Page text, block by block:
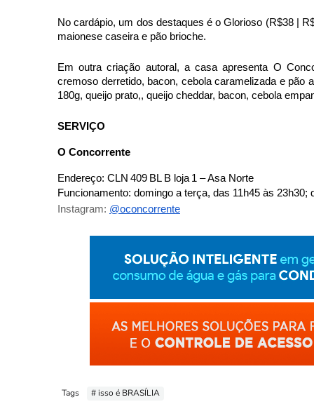
No cardápio, um dos destaques é o Glorioso (R$38 |
maionese caseira e pão brioche.
Em outra criação autoral, a casa apresenta O
cremoso derretido, bacon, cebola caramelizada e pão
180g, queijo prato,, queijo cheddar, bacon, cebola
SERVIÇO
O Concorrente
Endereço: CLN 409 BL B loja 1 – Asa Norte
Funcionamento: domingo a terça, das 11h45 às
Instagram: @oconcorrente
Tags # isso é BRASÍLIA